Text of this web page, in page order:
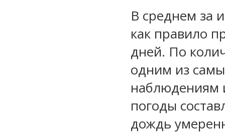
В среднем за
как правило
дней. По
одним из
наблюдениям
погоды
дождь